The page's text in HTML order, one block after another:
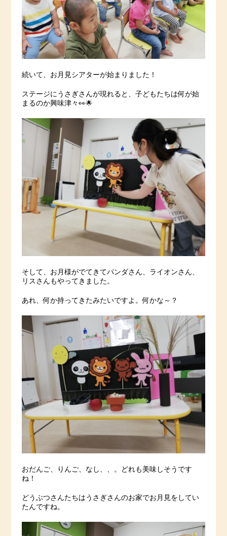
続いて、お月見シアターが始まりました！
ステージにうさぎさんが現れると、子どもたちは何が始
まるのか興味津々👀🌟
そして、お月様がでてきてパンダさん、ライオンさん、
リスさんもやってきました。
あれ、何か持ってきたみたいですよ。何かな～？
おだんご、りんご、なし、、。どれも美味しそうです
ね！
どうぶつさんたちはうさぎさんのお家でお月見をしてい
たんですね。